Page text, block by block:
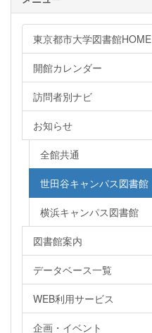
東京都市大学図書館HOME
開館カレンダー
訪問者別ナビ
お知らせ
全館共通
世田谷キャンパス図書館
横浜キャンパス図書館
図書館案内
データベース一覧
WEB利用サービス
企画・イベント